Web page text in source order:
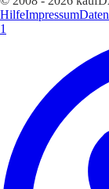
HilfeImpressum
1